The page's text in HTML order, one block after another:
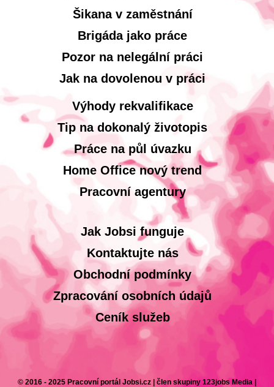
Šikana v zaměstnání
Brigáda jako práce
Pozor na nelegální práci
Jak na dovolenou v práci
Výhody rekvalifikace
Tip na dokonalý životopis
Práce na půl úvazku
Home Office nový trend
Pracovní agentury
Jak Jobsi funguje
Kontaktujte nás
Obchodní podmínky
Zpracování osobních údajů
Ceník služeb
© 2016 - 2025 Pracovní portál Jobsi.cz | člen skupiny 123jobs Media |